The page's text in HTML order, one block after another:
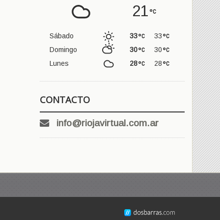
21
Sábado 33
33
Domingo
30
30
Lunes
28
28
CONTACTO
info@riojavirtual.com.ar